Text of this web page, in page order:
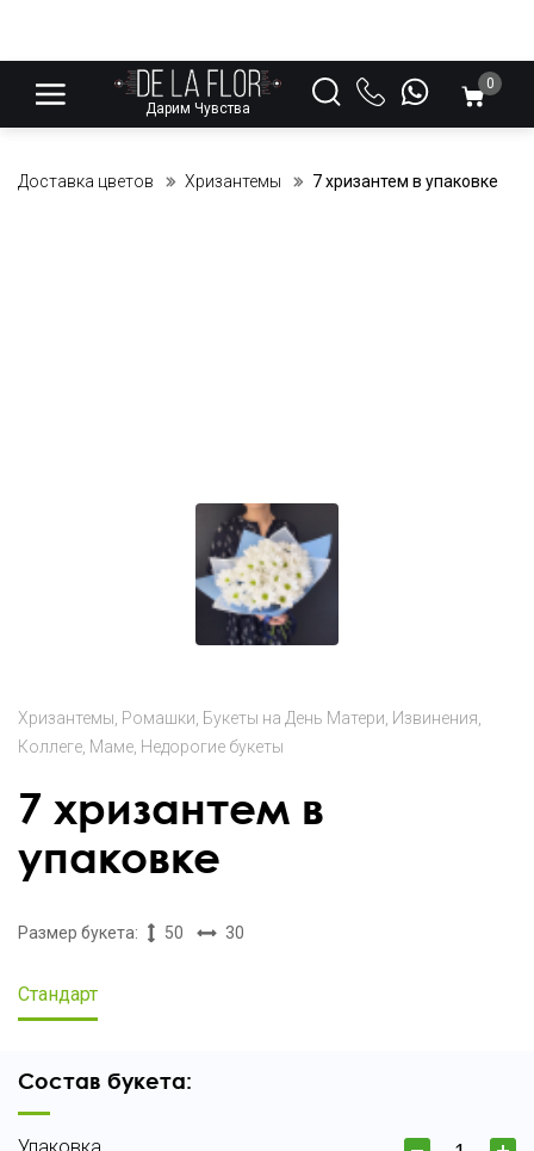
Дарим Чувства
0
Доставка цветов Хризантемы 7 хризантем в упаковке
Хризантемы Ромашки Букеты на День Матери Извинения
Коллеге Маме Недорогие букеты
7 хризантем в
упаковке
Размер букета: 50 30
Стандарт
Состав букета: